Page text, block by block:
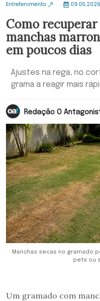
Entretenimento 09.05.2026
Como
manchas
em poucos dias
Ajustes na rega, no
grama a reagir mais
Redação O
Manchas secas no gramado
pets ou
Um gramado com